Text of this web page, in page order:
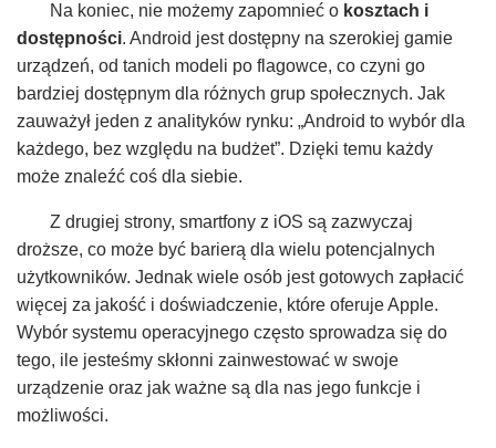
Na koniec, nie możemy zapomnieć o kosztach i
dostępności. Android jest dostępny na szerokiej gamie
urządzeń, od tanich modeli po flagowce, co czyni go
bardziej dostępnym dla różnych grup społecznych. Jak
zauważył jeden z analityków rynku: „Android to wybór dla
każdego, bez względu na budżet”. Dzięki temu każdy
może znaleźć coś dla siebie.
Z drugiej strony, smartfony z iOS są zazwyczaj
droższe, co może być barierą dla wielu potencjalnych
użytkowników. Jednak wiele osób jest gotowych zapłacić
więcej za jakość i doświadczenie, które oferuje Apple.
Wybór systemu operacyjnego często sprowadza się do
tego, ile jesteśmy skłonni zainwestować w swoje
urządzenie oraz jak ważne są dla nas jego funkcje i
możliwości.